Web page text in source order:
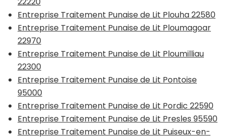
Entreprise Traitement Punaise de Lit Plouha 22580
Entreprise Traitement Punaise de Lit Ploumagoar
22970
Entreprise Traitement Punaise de Lit Ploumilliau
22300
Entreprise Traitement Punaise de Lit Pontoise
95000
Entreprise Traitement Punaise de Lit Pordic 22590
Entreprise Traitement Punaise de Lit Presles 95590
Entreprise Traitement Punaise de Lit Puiseux-en-